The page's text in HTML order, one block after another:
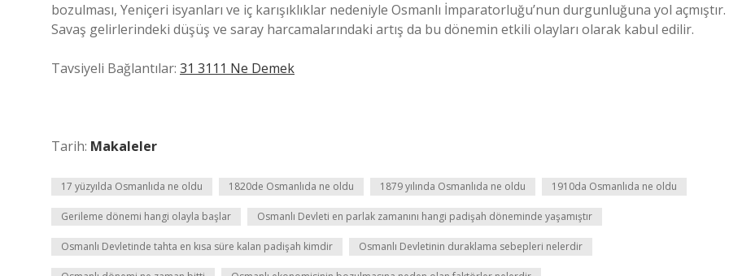
bozulması, Yeniçeri isyanları ve iç karışıklıklar nedeniyle Osmanlı İmparatorluğu’nun durgunluğuna yol açmıştır.
Savaş gelirlerindeki düşüş ve saray harcamalarındaki artış da bu dönemin etkili olayları olarak kabul edilir.
Tavsiyeli Bağlantılar: 31 3111 Ne Demek
Tarih: Makaleler
17 yüzyılda Osmanlıda ne oldu 1820de Osmanlıda ne oldu 1879 yılında Osmanlıda ne oldu 1910da Osmanlıda ne oldu
Gerileme dönemi hangi olayla başlar Osmanlı Devleti en parlak zamanını hangi padişah döneminde yaşamıştır
Osmanlı Devletinde tahta en kısa süre kalan padişah kimdir Osmanlı Devletinin duraklama sebepleri nelerdir